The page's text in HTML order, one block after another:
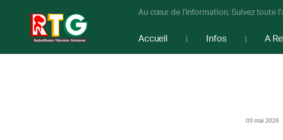
Au cœur de l'information. Suivez toute
Accueil Infos A
03 mai 2026